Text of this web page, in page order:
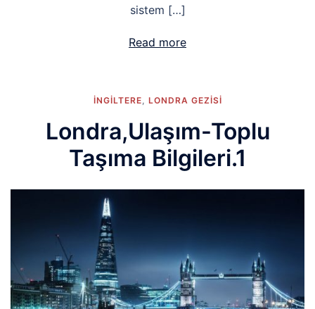
sistem […]
Read more
İNGİLTERE, LONDRA GEZISI
Londra,Ulaşım-Toplu
Taşıma Bilgileri.1